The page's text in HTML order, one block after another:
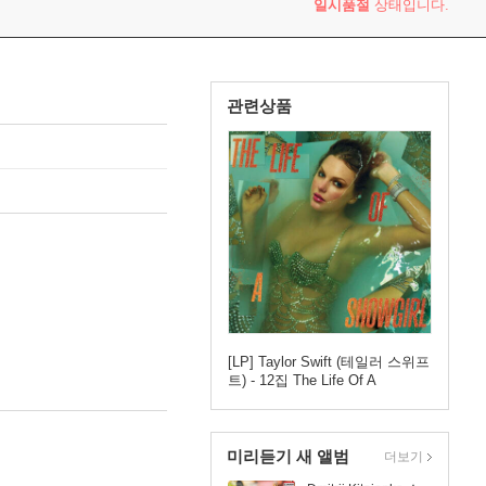
일시품절 상태입니다.
관련상품
[LP] Taylor Swift (테일러 스위프
트) - 12집 The Life Of A
LP]
미리듣기 새 앨범 더보기